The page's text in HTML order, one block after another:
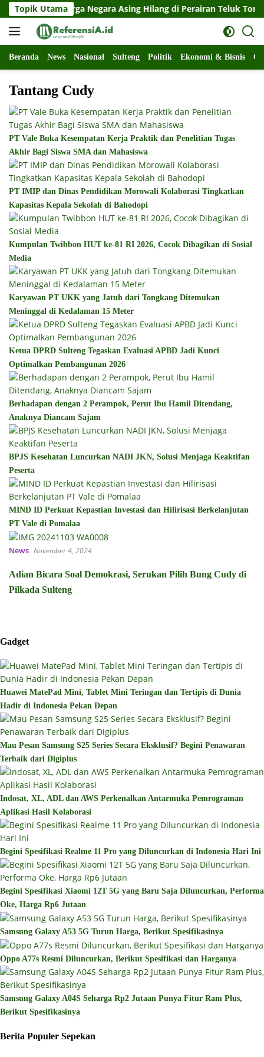
Langsung
ke
konten
Topik Utama
11 Warga Negara Asing Hilang di Perairan Teluk Tomini
Beranda News Nasional Sulteng Politik Ekonomi & Bisnis
Tantang Cudy
PT Vale Buka Kesempatan Kerja Praktik dan Penelitian Tugas
Akhir Bagi Siswa SMA dan Mahasiswa
PT IMIP dan Dinas Pendidikan Morowali Kolaborasi Tingkatkan
Kapasitas Kepala Sekolah di Bahodopi
Kumpulan Twibbon HUT ke-81 RI 2026, Cocok Dibagikan di Sosial
Media
Karyawan PT UKK yang Jatuh dari Tongkang Ditemukan
Meninggal di Kedalaman 15 Meter
Ketua DPRD Sulteng Tegaskan Evaluasi APBD Jadi Kunci
Optimalkan Pembangunan 2026
Berhadapan dengan 2 Perampok, Perut Ibu Hamil Ditendang,
Anaknya Diancam Sajam
BPJS Kesehatan Luncurkan NADI JKN, Solusi Menjaga Keaktifan
Peserta
MIND ID Perkuat Kepastian Investasi dan Hilirisasi Berkelanjutan
PT Vale di Pomalaa
News November 4, 2024
Adian Bicara Soal Demokrasi, Serukan Pilih Bung Cudy di
Pilkada Sulteng
Gadget
Huawei MatePad Mini, Tablet Mini Teringan dan Tertipis di Dunia
Hadir di Indonesia Pekan Depan
Mau Pesan Samsung S25 Series Secara Eksklusif? Begini Penawaran
Terbaik dari Digiplus
Indosat, XL, ADL dan AWS Perkenalkan Antarmuka Pemrograman
Aplikasi Hasil Kolaborasi
Begini Spesifikasi Realme 11 Pro yang Diluncurkan di Indonesia Hari Ini
Begini Spesifikasi Xiaomi 12T 5G yang Baru Saja Diluncurkan, Performa
Oke, Harga Rp6 Jutaan
Samsung Galaxy A53 5G Turun Harga, Berikut Spesifikasinya
Oppo A77s Resmi Diluncurkan, Berikut Spesifikasi dan Harganya
Samsung Galaxy A04S Seharga Rp2 Jutaan Punya Fitur Ram Plus,
Berikut Spesifikasinya
Berita Populer Sepekan